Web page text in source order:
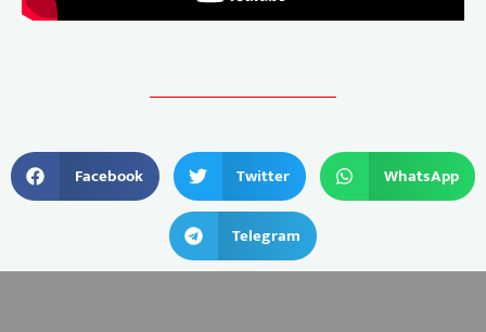
Facebook Twitter WhatsApp
Telegram